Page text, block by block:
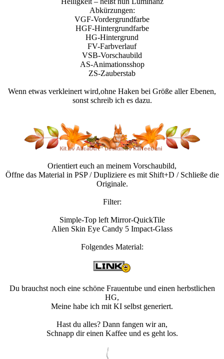
Abkürzungen:
VGF-Vordergrundfarbe
HGF-Hintergrundfarbe
HG-Hintergrund
FV-Farbverlauf
VSB-Vorschaubild
AS-Animationsshop
ZS-Zauberstab
Wenn etwas verkleinert wird,ohne Haken bei Größe aller Ebenen,
sonst schreib ich es dazu.
Orientiert euch an meinem Vorschaubild,
Öffne das Material in PSP / Dupliziere es mit Shift+D / Schließe die
Originale.
Filter:
Simple-Top left Mirror-QuickTile
Alien Skin Eye Candy 5 Impact-Glass
Folgendes Material:
Du brauchst noch eine schöne Frauentube und einen herbstlichen
HG,
Meine habe ich mit KI selbst generiert.
Hast du alles? Dann fangen wir an,
Schnapp dir einen Kaffee und es geht los.